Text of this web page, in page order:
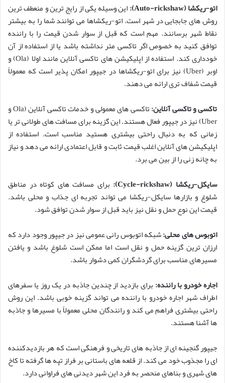
اتو-ریکشا (Auto-rickshaw):
این وسیله یکی از رایج ترین و منعطف ترین
روش های جابجایی در شهر است. اتو-ریکشاها می توانند شما را به بیشتر
نقاط شهر برسانند. مهم است که قبل از سوار شدن قیمت را با راننده
توافق کنید به خصوص اگر تاکسی متر نداشته باشد یا از استفاده از آن
خودداری کند. استفاده از اپلیکیشن های تاکسی آنلاین مانند اولا (Ola) و
اوبر (Uber) نیز برای اتو-ریکشاها در جیپور امکان پذیر است که معمولاً
قیمت شفاف تری ارائه می دهند.
تاکسی و تاکسی آنلاین:
تاکسی های معمولی و خدمات تاکسی آنلاین (Ola و
Uber) نیز در جیپور فعال هستند. این گزینه برای مسافت های طولانی تر یا
زمانی که به دنبال راحتی بیشتری هستید مناسب است. استفاده از
اپلیکیشن های آنلاین اغلب قیمت ثابت و قابل اعتمادی ارائه می دهد و نیاز
به چانه زنی را از بین می برد.
سایکل-ریکشا (Cycle-rickshaw):
برای مسافت های کوتاه در مناطق
شلوغ و بازارها سایکل-ریکشا می تواند تجربه ای جذاب و محلی باشد.
قیمت این نوع حمل و نقل نیز باید قبل از سوار شدن توافق شود.
اتوبوس های محلی:شبکه اتوبوس رانی عمومی نیز در جیپور وجود دارد که
ارزان ترین گزینه حمل و نقل است اما ممکن است شلوغ باشد و یافتن
مسیرهای مناسب برای گردشگران کمی دشوار باشد.
اجاره خودرو با راننده: برای بازدید از چندین جاذبه در یک روز یا سفرهای
اطراف شهر اجاره خودرو با راننده می تواند گزینه خوبی باشد. این روش
راحتی بیشتری فراهم می کند و رانندگان محلی معمولاً با مسیرها و جاذبه
ها آشنا هستند.
جیپور گنجینه ای از جاذبه های تاریخی و فرهنگی است که هر بازدیدکننده
ای را مجذوب خود می کند. از قلعه های باستانی بر فراز تپه ها گرفته تا کاخ
های شهری و بناهای منحصر به فرد این شهر دیدنی های فراوانی دارد.